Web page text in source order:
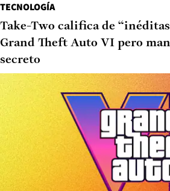
TECNOLOGÍA
Take-Two califica de
Grand Theft Auto VI pero
secreto